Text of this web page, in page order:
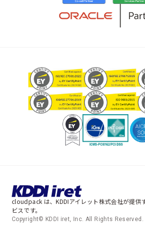
cloudpack は、KDDIアイレット株式会社が提供
ビスです。
Copyright© KDDI iret, Inc. All Rights Reserved.